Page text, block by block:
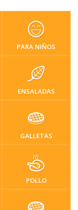
PARA NIÑOS
ENSALADAS
GALLETAS
POLLO